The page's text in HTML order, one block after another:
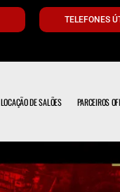
TELEFONES
LOCAÇÃO DE SALÕES PARCEIROS